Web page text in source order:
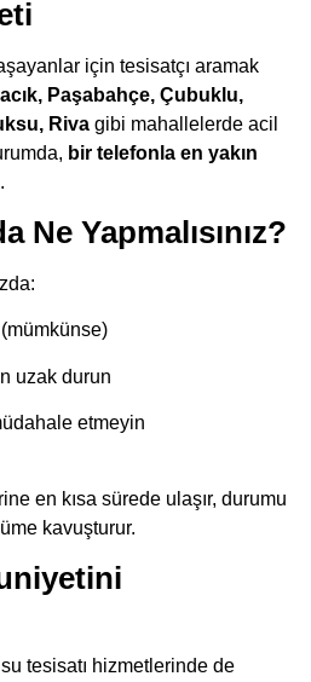
için tesisatçı aramak
Paşabahçe, Çubuklu,
Riva gibi mahallelerde acil
bir telefonla en yakın
Ne Yapmalısınız?
uzak durun
etmeyin
en kısa sürede ulaşır, durumu
kavuşturur.
tesisatı hizmetlerinde de